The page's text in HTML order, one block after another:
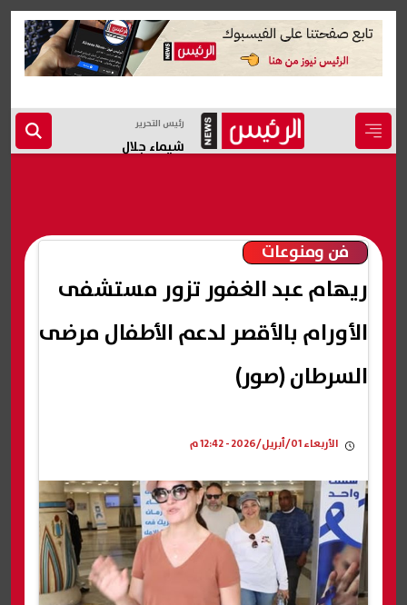
رئيس التحرير
شيماء جلال
فن ومنوعات
ريهام عبد الغفور تزور مستشفى
الأورام بالأقصر لدعم الأطفال مرضى
السرطان (صور)
الأربعاء 01/أبريل/2026 - 12:42 م